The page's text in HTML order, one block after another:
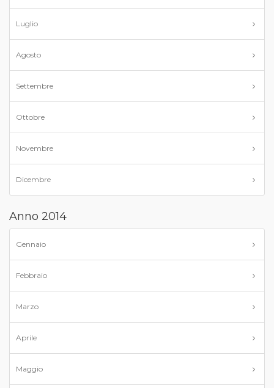
Luglio
Agosto
Settembre
Ottobre
Novembre
Dicembre
Anno 2014
Gennaio
Febbraio
Marzo
Aprile
Maggio